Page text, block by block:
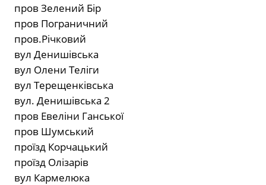
пров Зелений Бір
пров Пограничний
пров.Річковий
вул Денишівська
вул Олени Теліги
вул Терещенківська
вул. Денишівська 2
пров Евеліни Ганської
пров Шумський
проїзд Корчацький
проїзд Олізарів
вул Кармелюка